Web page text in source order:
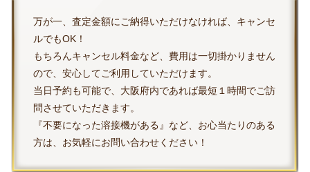
万が一、査定金額にご納得いただけなければ、キャンセ
ルでもOK！
もちろんキャンセル料金など、費用は一切掛かりません
ので、安心してご利用していただけます。
当日予約も可能で、大阪府内であれば最短１時間でご訪
問させていただきます。
『不要になった溶接機がある』など、お心当たりのある
方は、お気軽にお問い合わせください！